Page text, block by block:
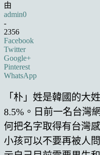
由
admin0
-
2356
Facebook
Twitter
Google+
Pinterest
WhatsApp
「朴」姓是韓國的大
8.5%。日前一名台灣
何把名字取得有台灣
小孩可以不要再被人